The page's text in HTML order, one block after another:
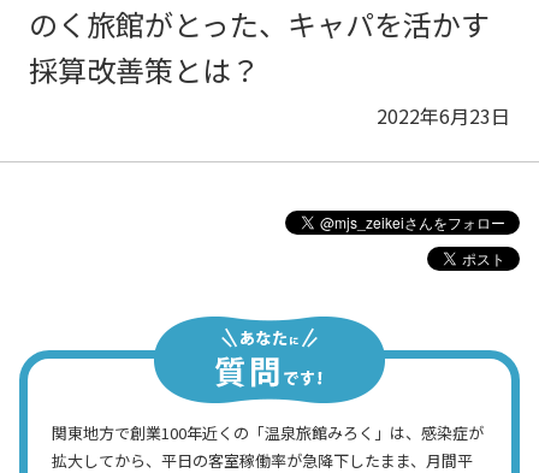
のく旅館がとった、キャパを活かす
採算改善策とは？
2022年6月23日
関東地方で創業100年近くの「温泉旅館みろく」は、感染症が
拡大してから、平日の客室稼働率が急降下したまま、月間平